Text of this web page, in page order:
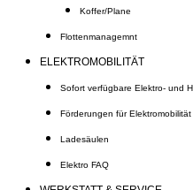
Koffer/Plane
Flottenmanagemnt
ELEKTROMOBILITÄT
Sofort verfügbare Elektro- und
Förderungen für Elektromobilität
Ladesäulen
Elektro FAQ